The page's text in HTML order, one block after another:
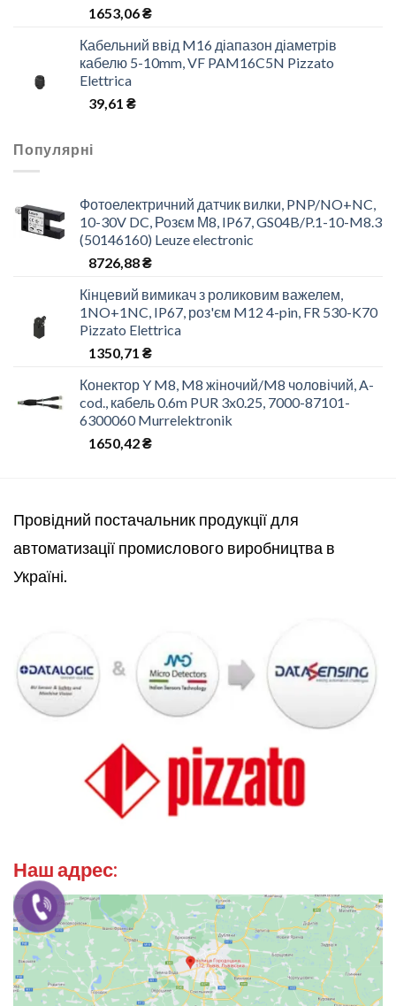
1653,06₴
Кабельний ввід M16 діапазон діаметрів
кабелю 5-10mm, VF PAM16C5N Pizzato
Elettrica
39,61 ₴
Популярні
Фотоелектричний датчик вилки, PNP/NO+NC,
10-30V DC, Розєм М8, IP67, GS04B/P.1-10-M8.3
(50146160) Leuze electronic
8726,88₴
Кінцевий вимикач з роликовим важелем,
1NO+1NC, IP67, роз'єм M12 4-pin, FR 530-K70
Pizzato Elettrica
1350,71 ₴
Конектор Y M8, M8 жіночий/M8 чоловічий, A-
cod., кабель 0.6m PUR 3x0.25, 7000-87101-
6300060 Murrelektronik
1650,42₴
Провідний постачальник продукції для
автоматизації промислового виробництва в
Україні.
Наш адрес: